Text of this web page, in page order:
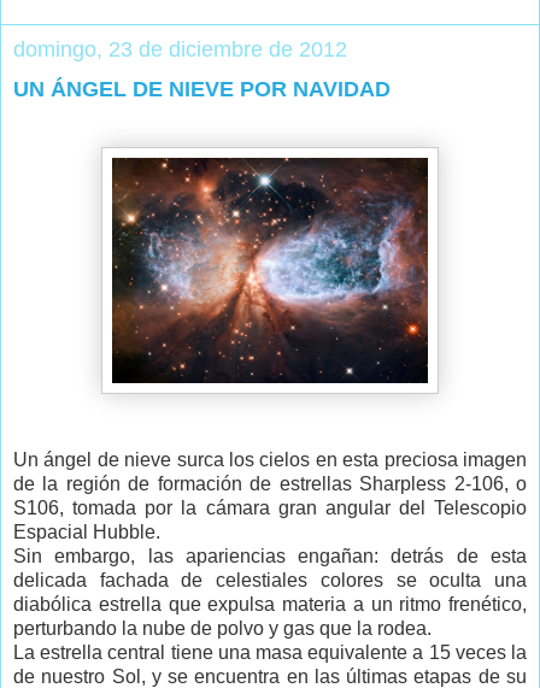
domingo, 23 de diciembre de 2012
UN ÁNGEL DE NIEVE POR NAVIDAD
Un ángel de nieve surca los cielos en esta preciosa imagen
de la región de formación de estrellas Sharpless 2-106, o
S106, tomada por la cámara gran angular del Telescopio
Espacial Hubble.
Sin embargo, las apariencias engañan: detrás de esta
delicada fachada de celestiales colores se oculta una
diabólica estrella que expulsa materia a un ritmo frenético,
perturbando la nube de polvo y gas que la rodea.
La estrella central tiene una masa equivalente a 15 veces la
de nuestro Sol, y se encuentra en las últimas etapas de su